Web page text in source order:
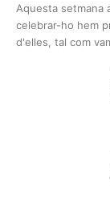
Aquesta setmana
celebrar-ho hem
d'elles, tal com